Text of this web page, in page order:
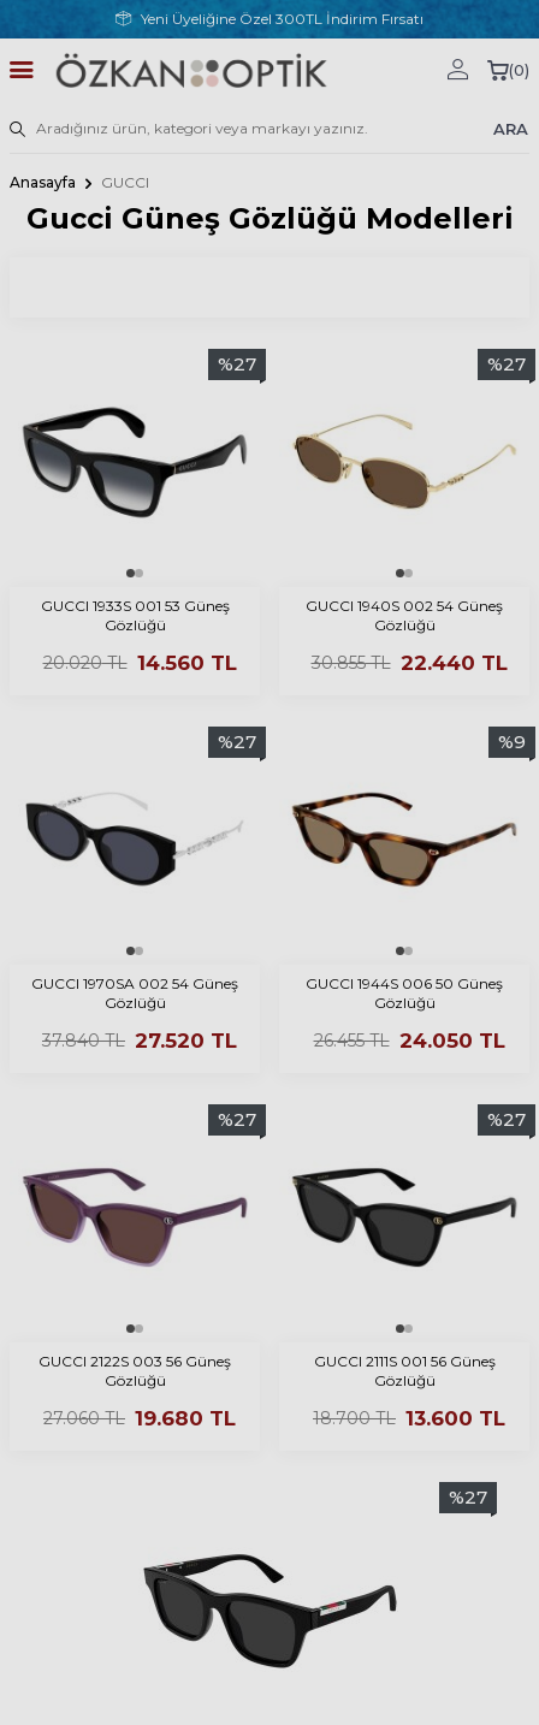
Yeni Üyeliğine Özel 300TL İndirim Fırsatı
ARA
(0)
Anasayfa GUCCI
Gucci Güneş Gözlüğü Modelleri
%27
GUCCI 1933S 001 53 Güneş
Gözlüğü
20.020TL 14.560 TL
%27
GUCCI 1940S 002 54 Güneş
Gözlüğü
30.855TL 22.440 TL
%27
GUCCI 1970SA 002 54 Güneş
Gözlüğü
37.840TL 27.520 TL
%9
GUCCI 1944S 006 50 Güneş
Gözlüğü
26.455TL 24.050 TL
%27
GUCCI 2122S 003 56 Güneş
Gözlüğü
27.060TL 19.680 TL
%27
GUCCI 2111S 001 56 Güneş
Gözlüğü
18.700TL 13.600 TL
%27